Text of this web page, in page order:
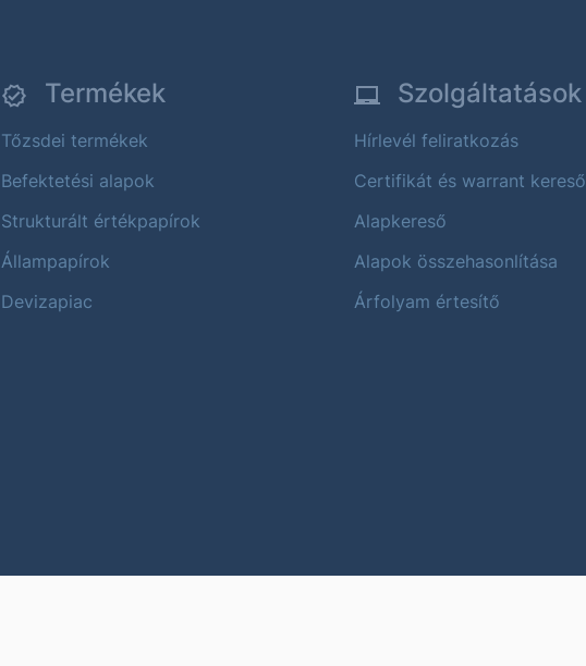
Termékek
Tőzsdei termékek
Befektetési alapok
Strukturált értékpapírok
Állampapírok
Devizapiac
Szolgáltatások
Hírlevél feliratkozás
Certifikát és warrant kereső
Alapkereső
Alapok összehasonlítása
Árfolyam értesítő